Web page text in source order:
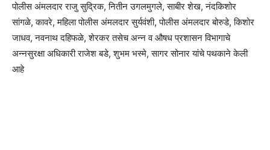
पोलीस अंमलदार राजु सुद्रिक, नितीन उगलमुगले, साबीर शेख, नंदकिशोर
सांगळे, कावरे, महिला पोलीस अंमलदार सुर्यवंशी, पोलीस अंमलदार बोरुडे, किशोर
जाधव, नवनाथ दहिफळे, शेरकर तसेच अन्न व औषध प्रशासन विभागाचे
अन्नसुरक्षा अधिकारी राजेश बडे, शुभम भस्मे, सागर सोनार यांचे पथकाने केली
आहे